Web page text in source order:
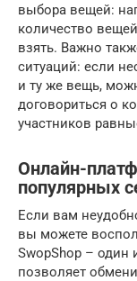
выбора вещей:
количество
взять. Важно
ситуаций: если
и ту же вещь,
договориться о
участников
Онлайн-
популярных
Если вам
вы можете
SwopShop – один
позволяет